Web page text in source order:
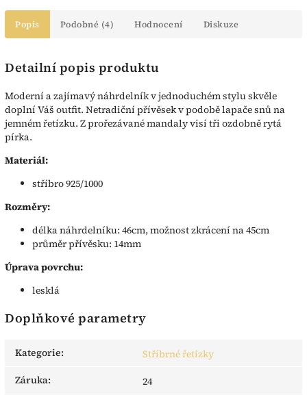
Popis Podobné (4) Hodnocení Diskuze
Detailní popis produktu
Moderní a zajímavý náhrdelník v jednoduchém stylu skvěle
doplní Váš outfit. Netradiční přívěsek v podobě lapače snů na
jemném řetízku. Z prořezávané mandaly visí tři ozdobně rytá
pírka.
Materiál:
stříbro 925/1000
Rozměry:
délka náhrdelníku: 46cm, možnost zkrácení na 45cm
průměr přívěsku: 14mm
Úprava povrchu:
lesklá
Doplňkové parametry
Kategorie:
Stříbrné řetízky
Záruka:
24